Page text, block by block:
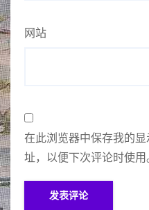
网站
在此浏览器中保存我的
址，以便下次评论时使用